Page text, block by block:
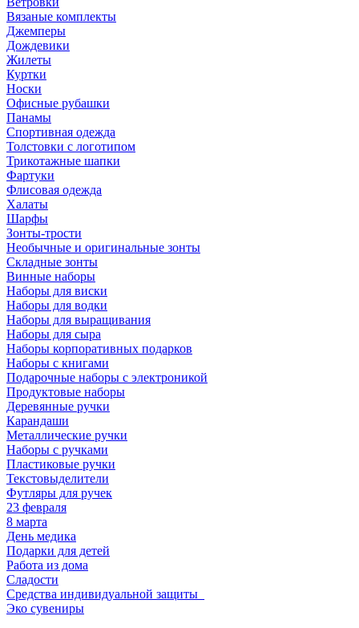
Вязаные комплекты
Джемперы
Дождевики
Жилеты
Куртки
Носки
Офисные рубашки
Панамы
Спортивная одежда
Толстовки с логотипом
Трикотажные шапки
Фартуки
Флисовая одежда
Халаты
Шарфы
Зонты-трости
Необычные и оригинальные зонты
Складные зонты
Винные наборы
Наборы для виски
Наборы для водки
Наборы для выращивания
Наборы для сыра
Наборы корпоративных подарков
Наборы с книгами
Подарочные наборы с электроникой
Продуктовые наборы
Деревянные ручки
Карандаши
Металлические ручки
Наборы с ручками
Пластиковые ручки
Текстовыделители
Футляры для ручек
23 февраля
8 марта
День медика
Подарки для детей
Работа из дома
Сладости
Средства индивидуальной защиты_
Эко сувениры